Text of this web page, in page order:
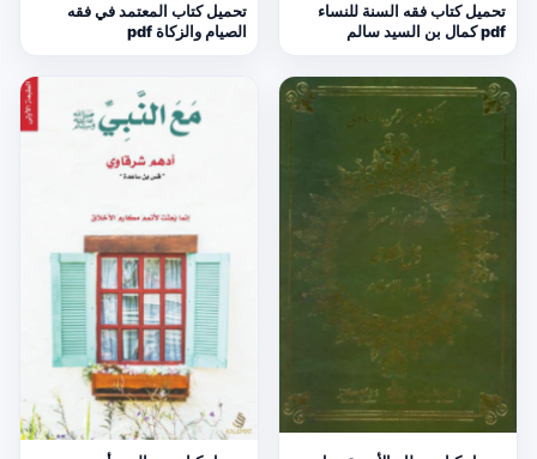
تحميل كتاب فقه السنة للنساء
pdf كمال بن السيد سالم
تحميل كتاب المعتمد في فقه
الصيام والزكاة pdf